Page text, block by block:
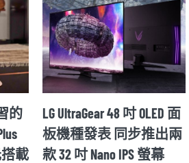
LG UltraGear 48 吋 OLED 面
板機種發表 同步推出兩
款 32 吋 Nano IPS 螢幕
在